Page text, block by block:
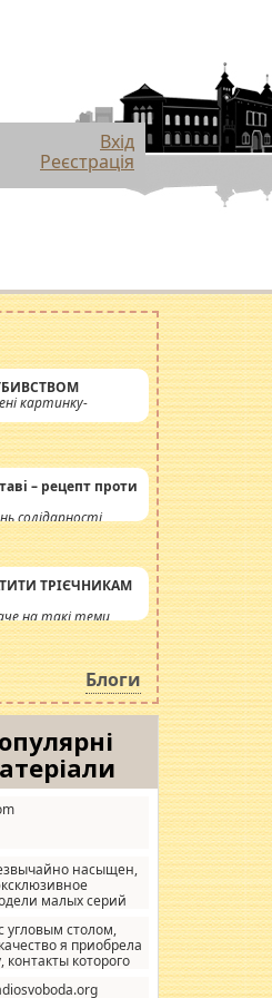
Вхід
Реєстрація
картинку-
– рецепт проти
солідарності
ТРІЄЧНИКАМ
на такі теми,
сьогоднішні
питання.
соціальна
Блоги
насыщен,
малых серий
формы, в MebelOk,
все в порядке,
мебель, а это не
угловым столом,
я приобрела
которого